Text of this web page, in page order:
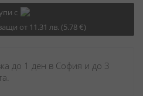
с
от 11.31 лв. (5.78 €)
до 1 ден в София и до 3